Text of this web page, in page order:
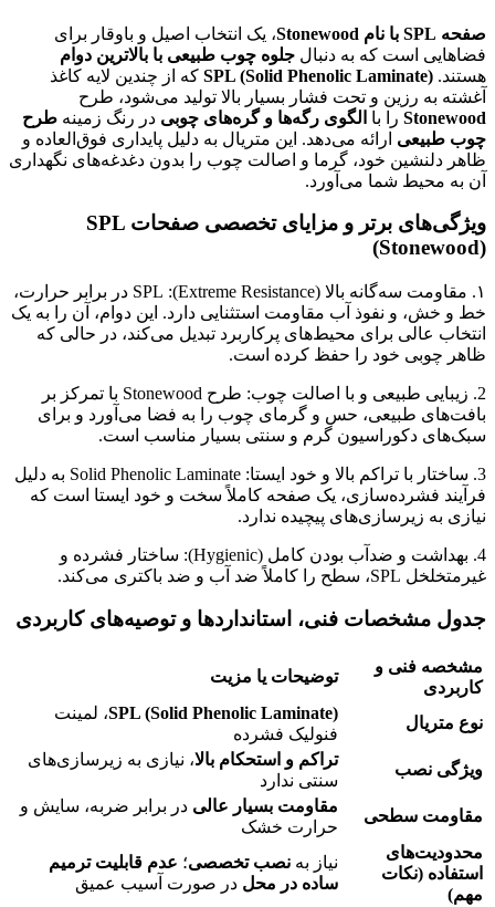
صفحه SPL با نام Stonewood
، یک انتخاب اصیل و باوقار برای
فضاهایی است که به دنبال جلوه چوب طبیعی با بالاترین دوام
هستند. SPL (Solid Phenolic Laminate) که از چندین لایه کاغذ
آغشته به رزین و تحت فشار بسیار بالا تولید می‌شود، طرح
Stonewood را با الگوی رگه‌ها و گره‌های چوبی در رنگ زمینه طرح
چوب طبیعی ارائه می‌دهد. این متریال به دلیل پایداری فوق‌العاده و
ظاهر دلنشین خود، گرما و اصالت چوب را بدون دغدغه‌های نگهداری
آن به محیط شما می‌آورد.
ویژگی‌های برتر و مزایای تخصصی صفحات SPL
(Stonewood)
۱. مقاومت سه‌گانه بالا (Extreme Resistance): SPL در برابر حرارت،
خط و خش، و نفوذ آب مقاومت استثنایی دارد. این دوام، آن را به یک
انتخاب عالی برای محیط‌های پرکاربرد تبدیل می‌کند، در حالی که
ظاهر چوبی خود را حفظ کرده است.
2. زیبایی طبیعی و با اصالت چوب: طرح Stonewood با تمرکز بر
بافت‌های طبیعی، حس و گرمای چوب را به فضا می‌آورد و برای
سبک‌های دکوراسیون گرم و سنتی بسیار مناسب است.
3. ساختار با تراکم بالا و خود ایستا: Solid Phenolic Laminate به دلیل
فرآیند فشرده‌سازی، یک صفحه کاملاً سخت و خود ایستا است که
نیازی به زیرسازی‌های پیچیده ندارد.
4. بهداشت و ضدآب بودن کامل (Hygienic): ساختار فشرده و
غیرمتخلخل SPL، سطح را کاملاً ضد آب و ضد باکتری می‌کند.
جدول مشخصات فنی، استانداردها و توصیه‌های کاربردی
مشخصه فنی و
کاربردی
توضیحات یا مزیت
نوع متریال
SPL (Solid Phenolic Laminate)، لمینت
فنولیک فشرده
ویژگی نصب
تراکم و استحکام بالا، نیازی به زیرسازی‌های
سنتی ندارد
مقاومت سطحی
مقاومت بسیار عالی در برابر ضربه، سایش و
حرارت خشک
محدودیت‌های
استفاده (نکات
مهم)
نیاز به نصب تخصصی؛ عدم قابلیت ترمیم
ساده در محل در صورت آسیب عمیق